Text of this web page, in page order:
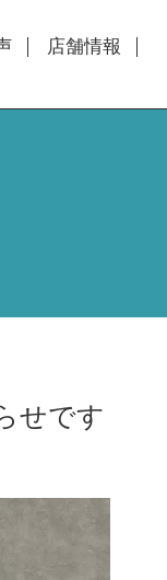
店舗情報
せです